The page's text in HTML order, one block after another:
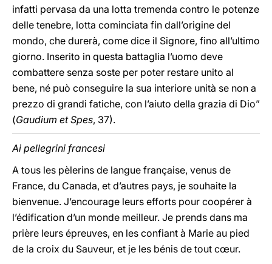
infatti pervasa da una lotta tremenda contro le potenze
delle tenebre, lotta cominciata fin dall’origine del
mondo, che durerà, come dice il Signore, fino all’ultimo
giorno. Inserito in questa battaglia l’uomo deve
combattere senza soste per poter restare unito al
bene, né può conseguire la sua interiore unità se non a
prezzo di grandi fatiche, con l’aiuto della grazia di Dio”
(Gaudium et Spes, 37).
Ai pellegrini francesi
A tous les pèlerins de langue française, venus de
France, du Canada, et d’autres pays, je souhaite la
bienvenue. J’encourage leurs efforts pour coopérer à
l’édification d’un monde meilleur. Je prends dans ma
prière leurs épreuves, en les confiant à Marie au pied
de la croix du Sauveur, et je les bénis de tout cœur.